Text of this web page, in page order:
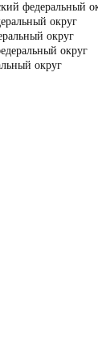
федеральный
округ
округ
округ
округ